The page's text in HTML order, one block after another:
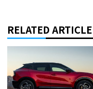
RELATED ARTICLE